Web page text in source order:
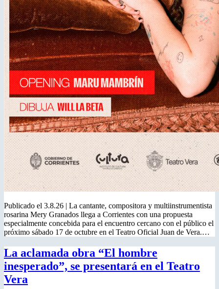
Publicado el 3.8.26 | La cantante, compositora y multiinstrumentista
rosarina Mery Granados llega a Corrientes con una propuesta
especialmente concebida para el encuentro cercano con el público el
próximo sábado 17 de octubre en el Teatro Oficial Juan de Vera.…
La aclamada obra “El hombre
inesperado”, se presentará en el Teatro
Vera